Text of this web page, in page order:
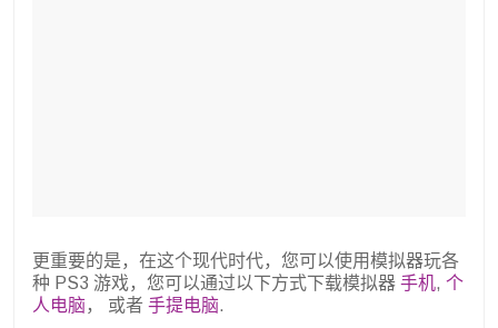
更重要的是，在这个现代时代，您可以使用模拟器玩各
种 PS3 游戏，您可以通过以下方式下载模拟器 手机, 个
人电脑 ， 或者 手提电脑.